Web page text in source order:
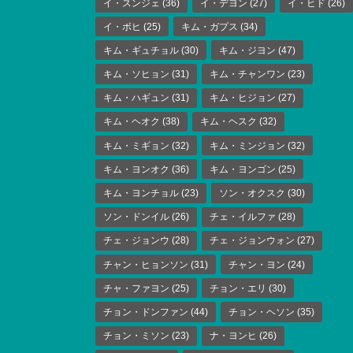
イ・スンジェ (36) イ・デヨン (27) イ・ヒド (26)
イ・ボヒ (25) キム・ガプス (34)
キム・ギュチョル (30) キム・ジヨン (47)
キム・ソヒョン (31) キム・チャンワン (23)
キム・ハギュン (31) キム・ヒジョン (27)
キム・ヘオク (38) キム・ヘスク (32)
キム・ミギョン (32) キム・ミンジョン (32)
キム・ヨンオク (36) キム・ヨンゴン (25)
キム・ヨンチョル (23) ソン・オクスク (30)
ソン・ドンイル (26) チェ・イルファ (28)
チェ・ジョンウ (28) チェ・ジョンウォン (27)
チャン・ヒョンソン (31) チャン・ヨン (24)
チャ・ファヨン (25) チョン・エリ (30)
チョン・ドンファン (44) チョン・ヘソン (35)
チョン・ミソン (23) ナ・ヨンヒ (26)